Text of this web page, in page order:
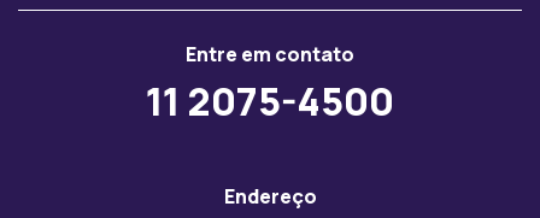
Entre em contato
11 2075-4500
Endereço